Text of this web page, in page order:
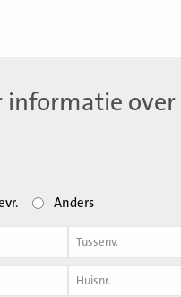
informatie over
Anders